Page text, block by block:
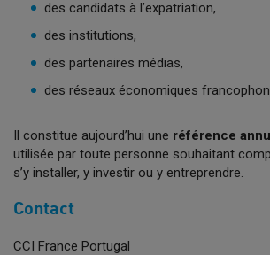
des candidats à l’expatriation,
des institutions,
des partenaires médias,
des réseaux économiques
Il constitue aujourd’hui une référence
utilisée par toute personne souhaitant
s’y installer, y investir ou y entreprendre.
Contact
CCI France Portugal